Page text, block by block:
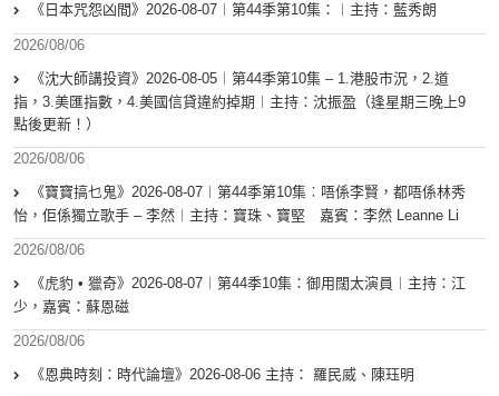
《日本咒怨凶間》2026-08-07︱第44季第10集：︱主持：藍秀朗
2026/08/06
《沈大師講投資》2026-08-05︱第44季第10集 – 1.港股市況，2.道
指，3.美匯指數，4.美國信貸違約掉期︱主持：沈振盈（逢星期三晚上9
點後更新！）
2026/08/06
《寶寶搞乜鬼》2026-08-07︱第44季第10集︰唔係李賢，都唔係林秀
怡，佢係獨立歌手 – 李然︱主持：寶珠、寶堅 嘉賓：李然 Leanne Li
2026/08/06
《虎豹 • 獵奇》2026-08-07︱第44季10集：御用闊太演員︱主持：江
少，嘉賓：蘇恩磁
2026/08/06
《恩典時刻：時代論壇》2026-08-06 主持： 羅民威、陳珏明